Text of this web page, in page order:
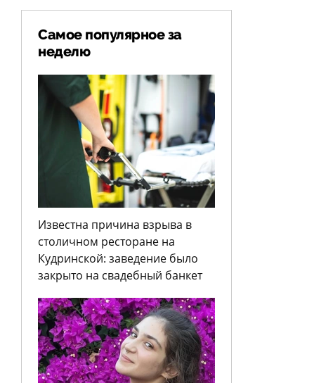
Самое популярное за
неделю
Известна причина взрыва в
столичном ресторане на
Кудринской: заведение было
закрыто на свадебный банкет